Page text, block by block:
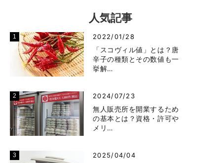
人気記事
2022/01/28
「スコヴィル値」とは？唐
辛子の種類とその数値も一
挙解…
2024/07/23
無人販売所を開業するため
の基本とは？資格・許可や
メリ…
2025/04/04